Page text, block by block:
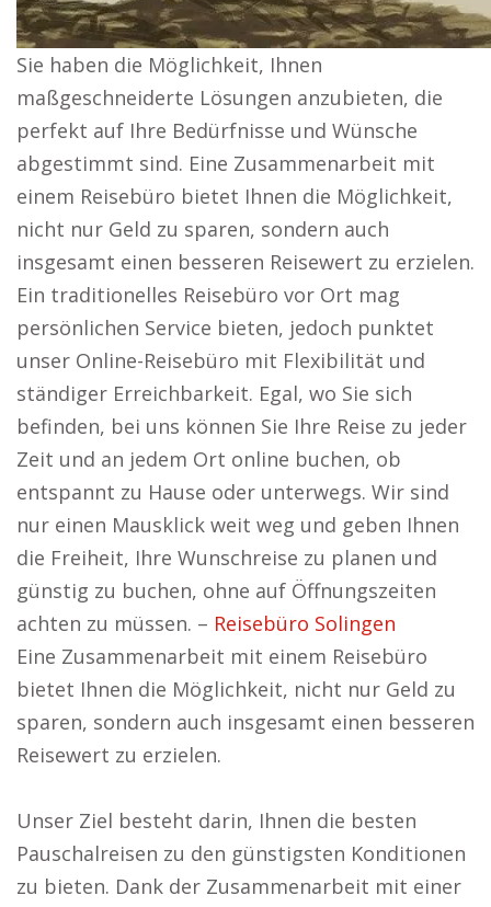
Sie haben die Möglichkeit, Ihnen
maßgeschneiderte Lösungen anzubieten, die
perfekt auf Ihre Bedürfnisse und Wünsche
abgestimmt sind. Eine Zusammenarbeit mit
einem Reisebüro bietet Ihnen die Möglichkeit,
nicht nur Geld zu sparen, sondern auch
insgesamt einen besseren Reisewert zu erzielen.
Ein traditionelles Reisebüro vor Ort mag
persönlichen Service bieten, jedoch punktet
unser Online-Reisebüro mit Flexibilität und
ständiger Erreichbarkeit. Egal, wo Sie sich
befinden, bei uns können Sie Ihre Reise zu jeder
Zeit und an jedem Ort online buchen, ob
entspannt zu Hause oder unterwegs. Wir sind
nur einen Mausklick weit weg und geben Ihnen
die Freiheit, Ihre Wunschreise zu planen und
günstig zu buchen, ohne auf Öffnungszeiten
achten zu müssen. – Reisebüro Solingen
Eine Zusammenarbeit mit einem Reisebüro
bietet Ihnen die Möglichkeit, nicht nur Geld zu
sparen, sondern auch insgesamt einen besseren
Reisewert zu erzielen.
Unser Ziel besteht darin, Ihnen die besten
Pauschalreisen zu den günstigsten Konditionen
zu bieten. Dank der Zusammenarbeit mit einer